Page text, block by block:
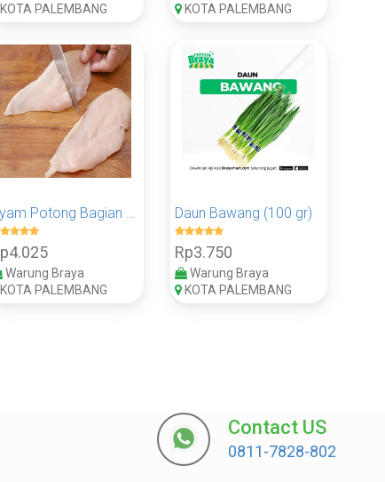
KOTA PALEMBANG
KOTA PALEMBANG
Warung Braya
KOTA PALEMBANG
Daun Bawang (100 gr)
Rp3.750
Warung Braya
KOTA PALEMBANG
Contact US
0811-7828-802